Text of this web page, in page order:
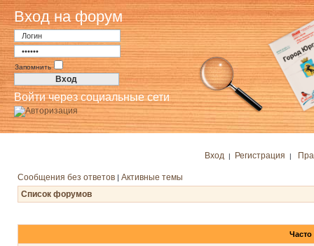
Вход на форум
Запомнить
Войти через социальные сети
Вход | Регистрация |
Сообщения без ответов | Активные темы
Список форумов